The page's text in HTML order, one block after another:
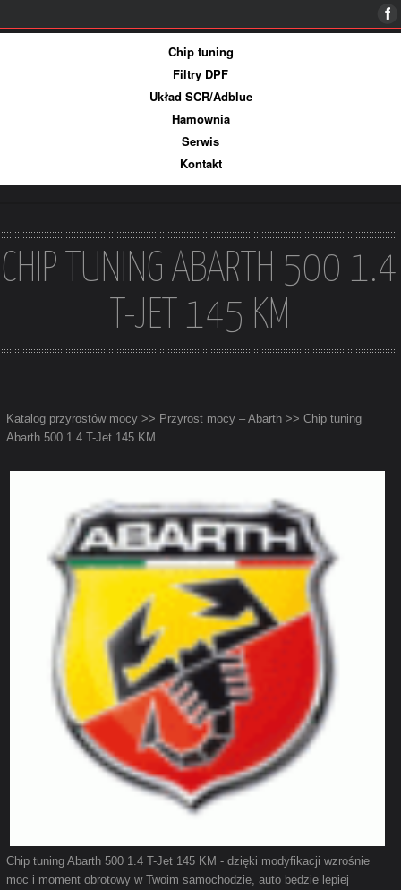
Chip tuning
Filtry DPF
Układ SCR/Adblue
Hamownia
Serwis
Kontakt
CHIP TUNING ABARTH 500 1.4
T-JET 145 KM
Katalog przyrostów mocy >> Przyrost mocy – Abarth >> Chip tuning
Abarth 500 1.4 T-Jet 145 KM
Chip tuning Abarth 500 1.4 T-Jet 145 KM - dzięki modyfikacji wzrośnie
moc i moment obrotowy w Twoim samochodzie, auto będzie lepiej
Więcej informacji Ok, rozumiem